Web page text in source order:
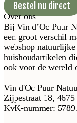
Bestel nu direct
Over ons
Bij Vin d’Oc Puur
een groot verschil
webshop
huishoudartikelen
ook voor de wereld
Vin d'Oc Puur
Zijpestraat 18,
KvK-nummer: